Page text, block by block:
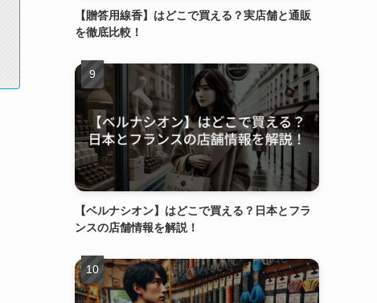
【贈答用線香】はどこで買える？実店舗と通販
を徹底比較！
【ベルナシオン】はどこで買える？日本とフラ
ンスの店舗情報を解説！